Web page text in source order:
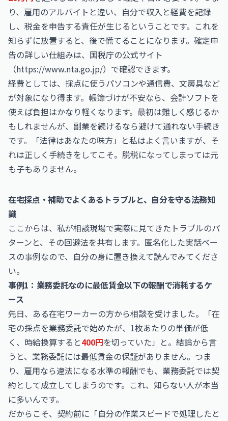
り、雇用のアルバイトと違い、自分で収入と経費を記録
し、税金を申告する責任が生じるということです。これを
知らずに放置すると、後で慌てることになります。確定申
告の詳しい仕組みは、国税庁の公式サイト
（https://www.nta.go.jp/）で確認できます。
経費としては、採点に使うパソコンや通信費、文房具など
が対象になり得ます。帳簿づけが不安なら、会計ソフトを
使えば負担はかなり軽くなります。最初は難しく感じるか
もしれませんが、副業を続けるなら避けて通れない手続き
です。「法律はあなたの味方」と私はよく言いますが、そ
れは正しく手続きをしてこそ。脱税になってしまっては元
も子もありません。
在宅採点・補助でよくあるトラブルと、自分を守る法務知
識
ここからは、私が相談現場で実際に見てきたトラブルのパ
ターンと、その回避法を共有します。匿名化した実話ベー
スの事例なので、自分の身に置き換えて読んでみてくださ
い。
事例1：業務委託なのに最低賃金以下の報酬で消耗するケ
ース
先日、ある在宅ワーカーの方から相談を受けました。「在
宅の採点を業務委託で始めたが、1枚あたりの単価が低
く、時給換算すると400円を切っていた」と。結論から言
うと、業務委託には最低賃金の保証がありません。つま
り、雇用なら違法になる水準の報酬でも、業務委託では契
約として成立してしまうのです。これ、知らない人が本当
に多いんです。
だからこそ、契約前に「自分の作業スピードで処理したと